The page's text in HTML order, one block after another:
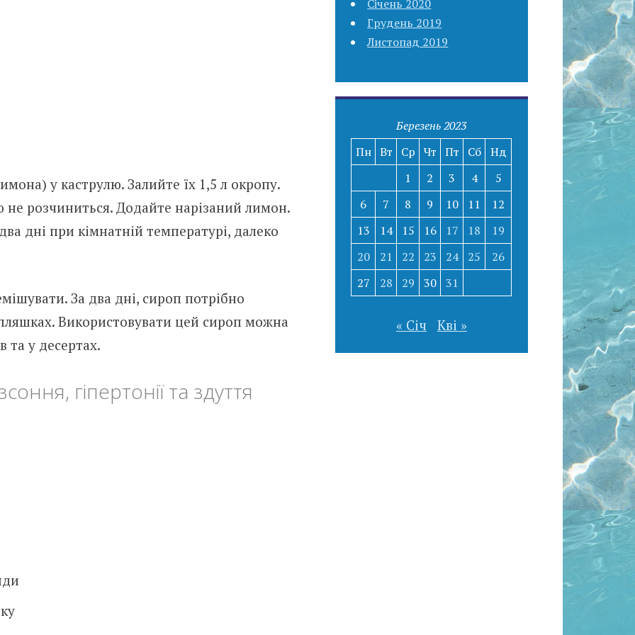
у каструлю. Залийте їх 1,5 л окропу.
розчиниться. Додайте нарізаний лимон.
дні при кімнатній температурі, далеко
За два дні, сироп потрібно
Використовувати цей сироп можна
та у десертах.
гіпертонії та здуття
Січень 2020
Грудень 2019
Листопад 2019
Березень 2023
Пн Вт Ср Чт Пт Сб Нд
1
2 3 4
5
6
7 8 9 10 11
12
13
14 15 16 17 18
19
20
21 22 23 24 25
26
27
28 29 30 31
« Січ Кві »